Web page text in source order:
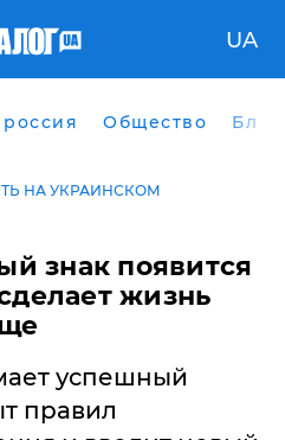
UA
россия Общество
НА УКРАИНСКОМ
знак появится
жизнь
успешный
правил